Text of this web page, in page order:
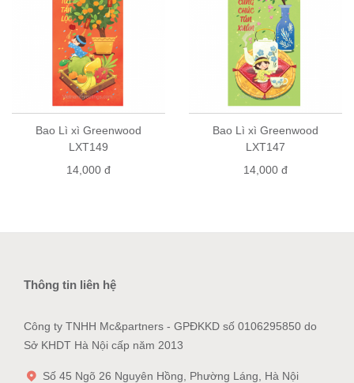
Bao Lì xì Greenwood
LXT149
14,000 đ
Bao Lì xì Greenwood
LXT147
14,000 đ
Thông tin liên hệ
Công ty TNHH Mc&partners - GPĐKKD số 0106295850 do
Sở KHDT Hà Nội cấp năm 2013
Số 45 Ngõ 26 Nguyên Hồng, Phường Láng, Hà Nội